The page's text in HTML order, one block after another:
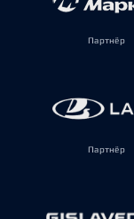
Партнёр
Партнёр